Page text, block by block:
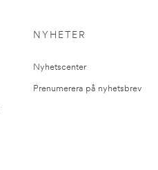
NYHETER
Nyhetscenter
Prenumerera på nyhetsbrev